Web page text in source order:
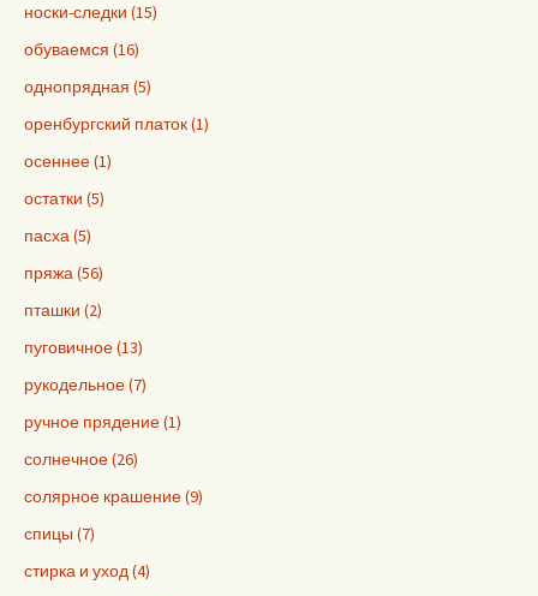
носки-следки (15)
обуваемся (16)
однопрядная (5)
оренбургский платок (1)
осеннее (1)
остатки (5)
пасха (5)
пряжа (56)
пташки (2)
пуговичное (13)
рукодельное (7)
ручное прядение (1)
солнечное (26)
солярное крашение (9)
спицы (7)
стирка и уход (4)